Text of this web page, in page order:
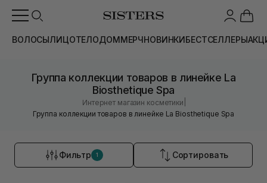
ВОЛОСЫЛИЦОТЕЛОДОММЕРЧНОВИНКИБЕСТСЕЛЛЕРЫ
Группа коллекции товаров в линейке La
Biosthetique Spa
Интернет магазин косметики
Группа коллекции товаров в линейке La Biosthetique Spa
Фильтр 1 Сортировать